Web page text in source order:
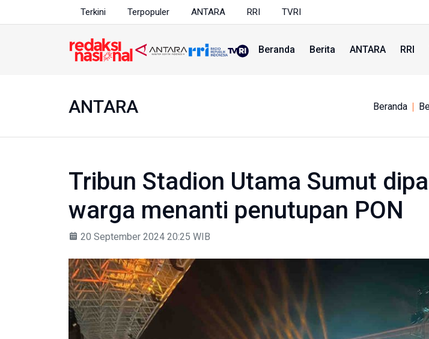
Terkini Terpopuler ANTARA RRI TVRI
Beranda Berita ANTARA RRI
ANTARA Beranda
Tribun Stadion Utama Sumut
warga menanti penutupan PON
20 September 2024 20:25 WIB